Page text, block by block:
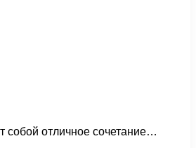
собой отличное сочетание…